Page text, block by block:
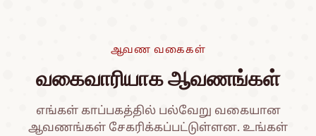
ஆவண வகைகள்
வகைவாரியாக ஆவணங்கள்
எங்கள் காப்பகத்தில் பல்வேறு வகையான
ஆவணங்கள் சேகரிக்கப்பட்டுள்ளன. உங்கள்